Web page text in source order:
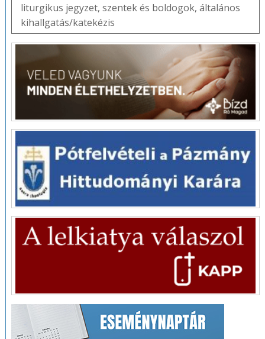
liturgikus jegyzet, szentek és boldogok, általános
kihallgatás/katekézis